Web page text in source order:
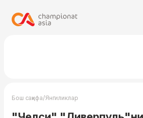
Бош саҳифа/Янгиликлар